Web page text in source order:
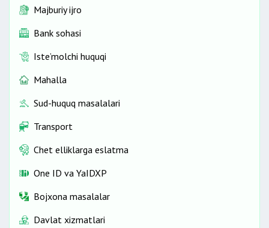
Majburiy ijro
Bank sohasi
Iste’molchi huquqi
Mahalla
Sud-huquq masalalari
Transport
Chet elliklarga eslatma
One ID vа YaIDXP
Bojxona masalalar
Davlat xizmatlari